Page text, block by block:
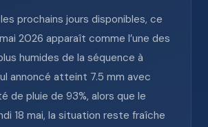
prochains jours disponibles, ce
2026 apparaît comme l’une des
humides de la séquence à
annoncé atteint 7.5 mm avec
de pluie de 93%, alors que le
18 mai, la situation reste fraîche